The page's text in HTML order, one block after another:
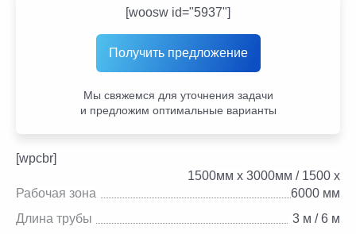
[woosw id="5937"]
Получить предложение
Мы свяжемся для уточнения задачи
и предложим оптимальные варианты
[wpcbr]
Рабочая зона
1500мм х 3000мм / 1500 x
6000 мм
Длина трубы
3 м / 6 м